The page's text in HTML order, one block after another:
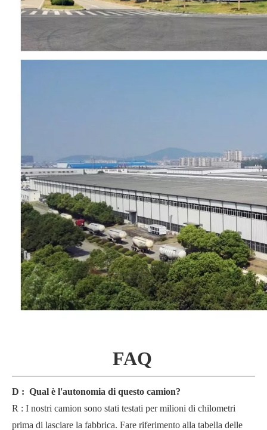
FAQ
D : Qual è l'autonomia di questo camion?
R : I nostri camion sono stati testati per milioni di chilometri
prima di lasciare la fabbrica. Fare riferimento alla tabella delle